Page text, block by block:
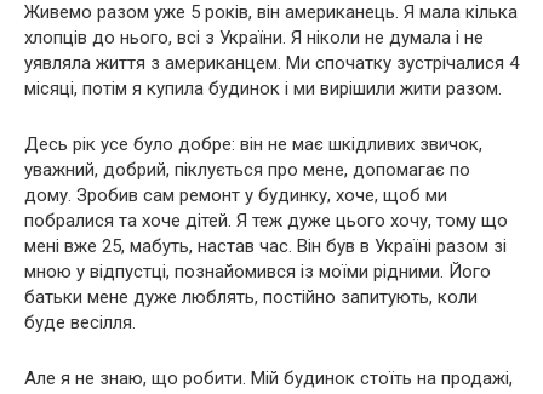
Живемо разом уже 5 років, він американець. Я мала кілька
хлопців до нього, всі з України. Я ніколи не думала і не
уявляла життя з американцем. Ми спочатку зустрічалися 4
місяці, потім я купила будинок і ми вирішили жити разом.
Десь рік усе було добре: він не має шкідливих звичок,
уважний, добрий, піклується про мене, допомагає по
дому. Зробив сам ремонт у будинку, хоче, щоб ми
побралися та хоче дітей. Я теж дуже цього хочу, тому що
мені вже 25, мабуть, настав час. Він був в Україні разом зі
мною у відпустці, познайомився із моїми рідними. Його
батьки мене дуже люблять, постійно запитують, коли
буде весілля.
Але я не знаю, що робити. Мій будинок стоїть на продажі,